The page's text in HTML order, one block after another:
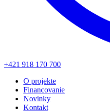
+421 918 170 700
O projekte
Financovanie
Novinky
Kontakt